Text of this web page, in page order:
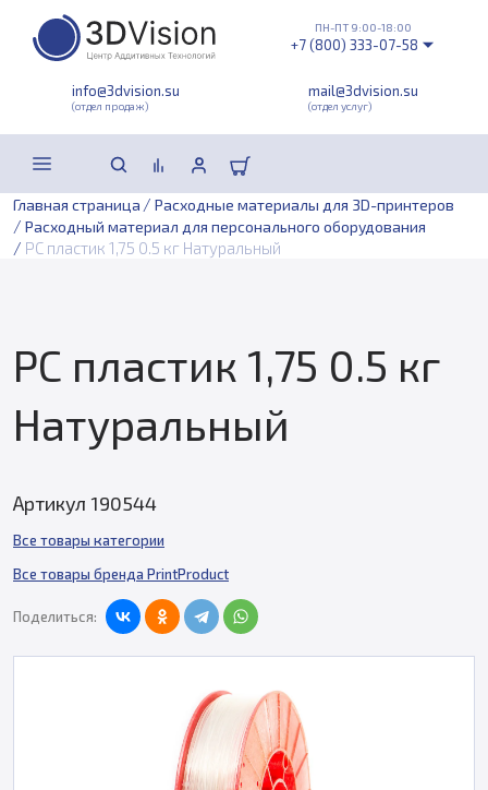
info@3dvision.su
(отдел продаж)
mail@3dvision.su
(отдел услуг)
ПН-ПТ 9:00-18:00
+7 (800) 333-07-58
Главная страница / Расходные материалы для 3D-принтеров
/ Расходный материал для персонального оборудования
/ PC пластик 1,75 0.5 кг Натуральный
PC пластик 1,75 0.5 кг
Натуральный
Артикул 190544
Все товары категории
Все товары бренда PrintProduct
Поделиться: